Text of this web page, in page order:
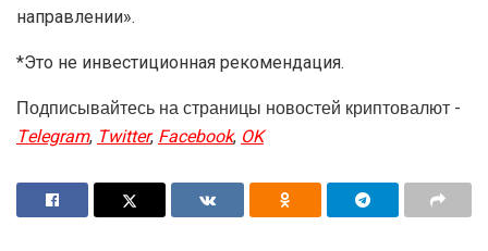
направлении».
*Это не инвестиционная рекомендация.
Подписывайтесь на страницы новостей криптовалют -
Telegram,Twitter,Facebook,OK